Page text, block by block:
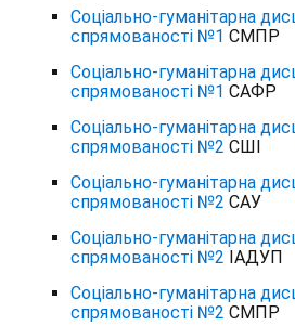
Соціально-гуманітарна
спрямованості №1 СМПР
Соціально-гуманітарна
спрямованості №1 САФР
Соціально-гуманітарна
спрямованості №2 СШІ
Соціально-гуманітарна
спрямованості №2 САУ
Соціально-гуманітарна
спрямованості №2 ІАДУП
Соціально-гуманітарна
спрямованості №2 СМПР